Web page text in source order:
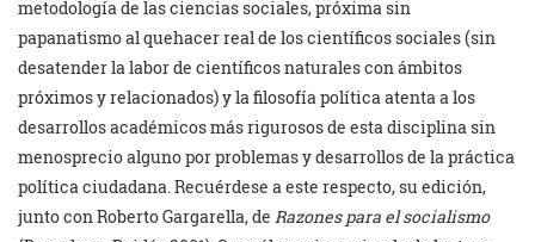
metodología de las ciencias sociales, próxima sin
papanatismo al quehacer real de los científicos sociales (sin
desatender la labor de científicos naturales con ámbitos
próximos y relacionados) y la filosofía política atenta a los
desarrollos académicos más rigurosos de esta disciplina sin
menosprecio alguno por problemas y desarrollos de la práctica
política ciudadana. Recuérdese a este respecto, su edición,
junto con Roberto Gargarella, de Razones para el socialismo